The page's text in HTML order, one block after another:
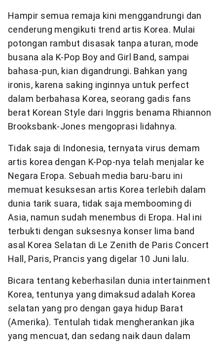
Hampir semua remaja kini menggandrungi dan
cenderung mengikuti trend artis Korea. Mulai
potongan rambut disasak tanpa aturan, mode
busana ala K-Pop Boy and Girl Band, sampai
bahasa-pun, kian digandrungi. Bahkan yang
ironis, karena saking inginnya untuk perfect
dalam berbahasa Korea, seorang gadis fans
berat Korean Style dari Inggris benama Rhiannon
Brooksbank-Jones mengoprasi lidahnya.
Tidak saja di Indonesia, ternyata virus demam
artis korea dengan K-Pop-nya telah menjalar ke
Negara Eropa. Sebuah media baru-baru ini
memuat kesuksesan artis Korea terlebih dalam
dunia tarik suara, tidak saja membooming di
Asia, namun sudah menembus di Eropa. Hal ini
terbukti dengan suksesnya konser lima band
asal Korea Selatan di Le Zenith de Paris Concert
Hall, Paris, Prancis yang digelar 10 Juni lalu.
Bicara tentang keberhasilan dunia intertainment
Korea, tentunya yang dimaksud adalah Korea
selatan yang pro dengan gaya hidup Barat
(Amerika). Tentulah tidak mengherankan jika
yang mencuat, dan sedang naik daun dalam